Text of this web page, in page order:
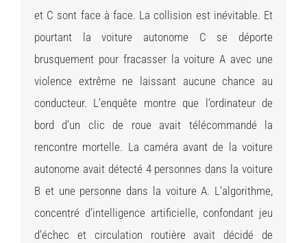
et C sont face à face. La collision est inévitable. Et
pourtant la voiture autonome C se déporte
brusquement pour fracasser la voiture A avec une
violence extrême ne laissant aucune chance au
conducteur. L’enquête montre que l’ordinateur de
bord d’un clic de roue avait télécommandé la
rencontre mortelle. La caméra avant de la voiture
autonome avait détecté 4 personnes dans la voiture
B et une personne dans la voiture A. L’algorithme,
concentré d’intelligence artificielle, confondant jeu
d’échec et circulation routière avait décidé de